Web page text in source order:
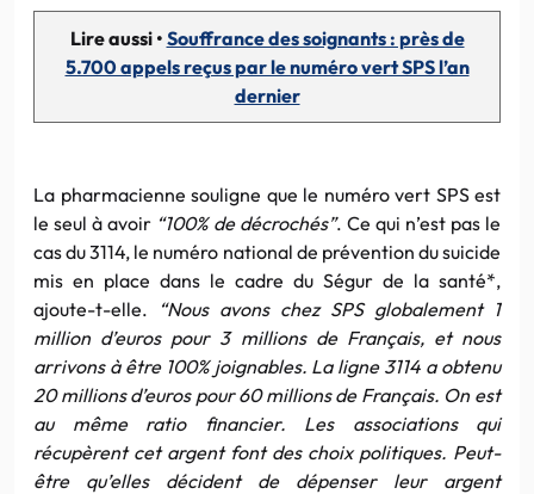
Lire aussi • Souffrance des soignants : près de
5.700 appels reçus par le numéro vert SPS l’an
dernier
La pharmacienne souligne que le numéro vert SPS est
le seul à avoir “100% de décrochés”. Ce qui n’est pas le
cas du 3114, le numéro national de prévention du suicide
mis en place dans le cadre du Ségur de la santé*,
ajoute-t-elle.
“Nous avons chez SPS globalement 1
million d’euros pour 3 millions de Français, et nous
arrivons à être 100% joignables. La ligne 3114 a obtenu
20 millions d’euros pour 60 millions de Français. On est
au même ratio financier. Les associations qui
récupèrent cet argent font des choix politiques. Peut-
être qu’elles décident de dépenser leur argent